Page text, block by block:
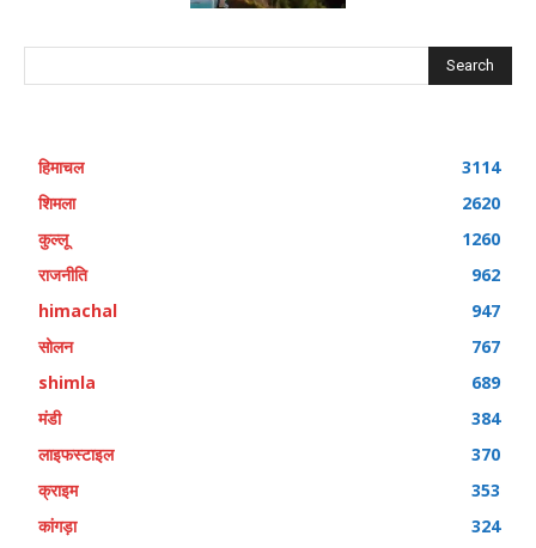
Search
हिमाचल
3114
शिमला
2620
कुल्लू
1260
राजनीति
962
himachal
947
सोलन
767
shimla
689
मंडी
384
लाइफस्टाइल
370
क्राइम
353
कांगड़ा
324